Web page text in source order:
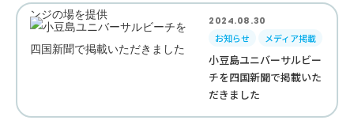
2024.08.30
お知らせ
メディア掲載
小豆島ユニバーサルビー
チを四国新聞で掲載いた
だきました